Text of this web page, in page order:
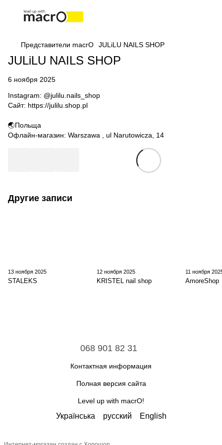
Представители macrO JULiLU NAILS SHOP
JULiLU NAILS SHOP
6 ноября 2025
Instagram: @julilu.nails_shop
Сайт: https://julilu.shop.pl
🌏Польща
Офлайн-магазин: Warszawa , ul Narutowicza, 14
Другие записи
13 ноября 2025
STALEKS
12 ноября 2025
KRISTEL nail shop
11 ноября
AmoreShop
068 901 82 31
Контактная информация
Полная версия сайта
Level up with macrO!
Українська русский English